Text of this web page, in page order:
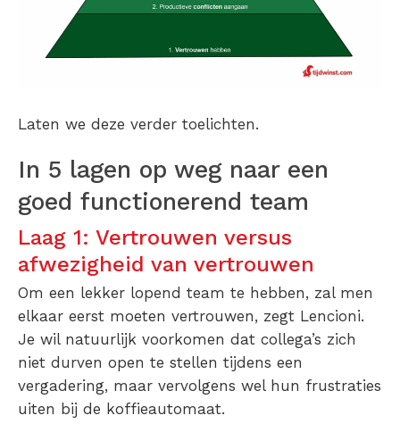
Laten we deze verder toelichten.
In 5 lagen op weg naar een
goed functionerend team
Laag 1: Vertrouwen versus
afwezigheid van vertrouwen
Om een lekker lopend team te hebben, zal men
elkaar eerst moeten vertrouwen, zegt Lencioni.
Je wil natuurlijk voorkomen dat collega’s zich
niet durven open te stellen tijdens een
vergadering, maar vervolgens wel hun frustraties
uiten bij de koffieautomaat.